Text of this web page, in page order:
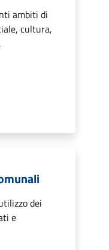
ambiti di
cultura,
dei
e